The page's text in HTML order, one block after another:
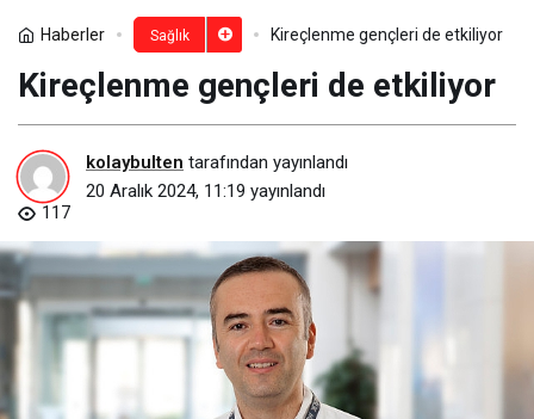
Haberler Sağlık Kireçlenme gençleri de etkiliyor
Kireçlenme gençleri de etkiliyor
kolaybulten tarafından yayınlandı
20 Aralık 2024, 11:19 yayınlandı
117